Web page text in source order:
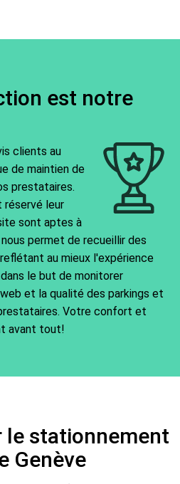
est notre
clients au
de maintien de
prestataires.
réservé leur
sont aptes à
permet de recueillir des
au mieux l'expérience
le but de monitorer
et la qualité des parkings et
Votre confort et
avant tout!
le stationnement
Genève